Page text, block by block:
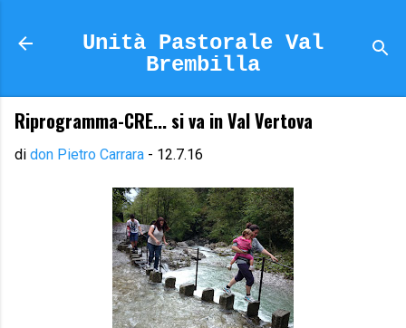
Unità Pastorale Val
Brembilla
Riprogramma-CRE... si va in Val Vertova
di don Pietro Carrara - 12.7.16